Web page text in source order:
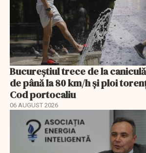
Bucureștiul trece de la
de până la 80 km/h și ploi
Cod portocaliu
06 AUGUST 2026